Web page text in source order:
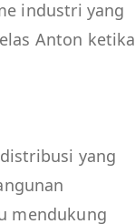
industri yang
Anton ketika
yang
mendukung